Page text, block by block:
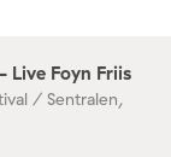
Live Foyn Friis
/ Sentralen,